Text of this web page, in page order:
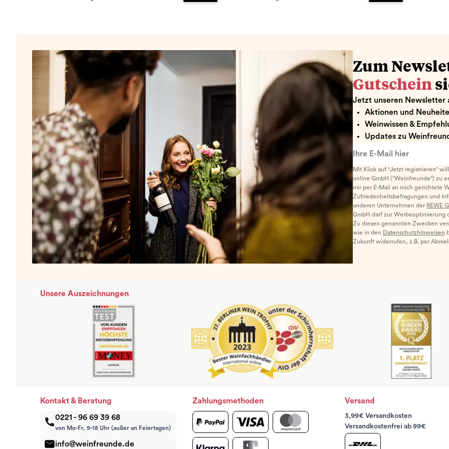
Zum
Gutschein
Jetzt unseren Newsletter
Aktionen und
Weinwissen &
Updates zu
Mit Klick auf "Jetzt registrieren"
online GmbH ("Weinfreunde") zu
mir per E-Mail an mich gerichtete
Zufriedenheitsbefragungen und
anderen Unternehmen der REWE
GmbH darf zur Werbeoptimierung
Zu diesen genannten Zwecken
wie in den Datenschutzhinweisen
Zukunft widerrufen, z.B. per
Unsere Auszeichnungen
Kontakt & Beratung
0221 - 96 69 39 68
von Mo-Fr, 9-18 Uhr (außer an Feiertagen)
info@weinfreunde.de
Zahlungsmethoden Versand
3,99€ Versandkosten
Versandkostenfrei ab 99€